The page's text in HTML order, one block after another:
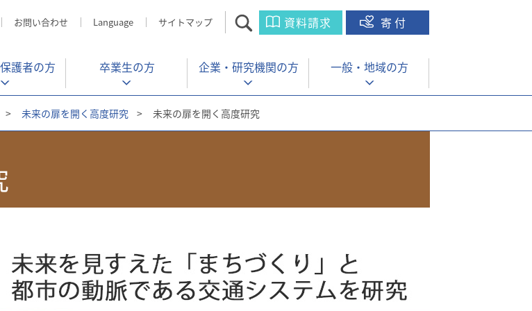
お問い合わせ Language サイトマップ 資料請求 寄付
保護者の方 卒業生の方 企業・ 研究機関の方 一般・ 地域の方
> 未来の扉を開く高度研究 > 未来の扉を開く高度研究